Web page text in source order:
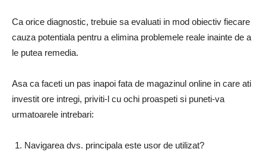
Ca orice diagnostic, trebuie sa evaluati in mod obiectiv fiecare
cauza potentiala pentru a elimina problemele reale inainte de a
le putea remedia.
Asa ca faceti un pas inapoi fata de magazinul online in care ati
investit ore intregi, priviti-l cu ochi proaspeti si puneti-va
urmatoarele intrebari:
Navigarea dvs. principala este usor de utilizat?